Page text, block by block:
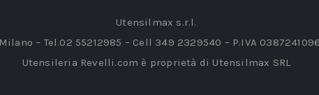
Utensilmax s.r.l.
– Tel.02 55212985 – Cell 349 2329540 – P.IVA
Utensileria Revelli.com è proprietà di Utensilmax SRL